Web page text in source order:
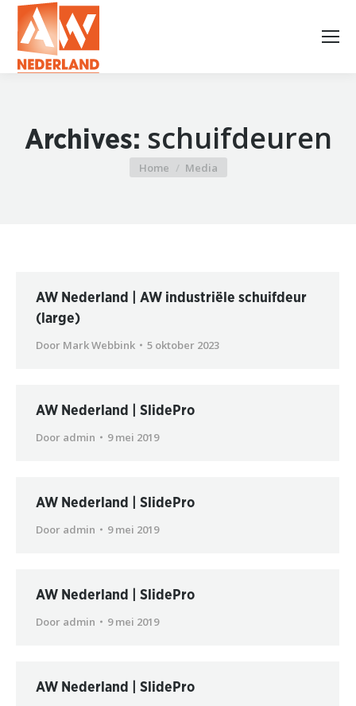
Archives: schuifdeuren
Je bent hier:
Home Media
AW Nederland | AW industriële schuifdeur
(large)
Door Mark Webbink 5 oktober 2023
AW Nederland | SlidePro
Door admin 9 mei 2019
AW Nederland | SlidePro
Door admin 9 mei 2019
AW Nederland | SlidePro
Door admin 9 mei 2019
AW Nederland | SlidePro